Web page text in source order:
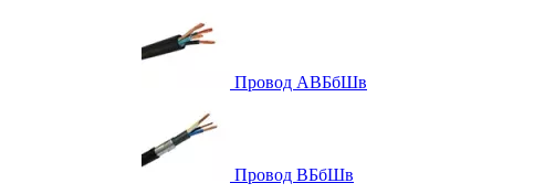
Провод АВБбШв
Провод ВБбШв